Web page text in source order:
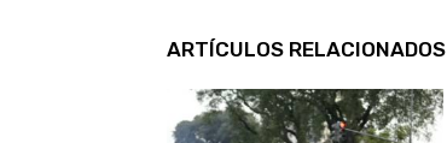
ARTÍCULOS RELACIONADOS